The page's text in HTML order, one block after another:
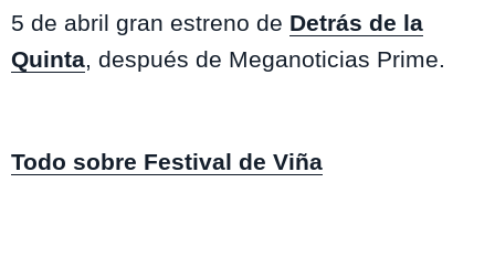
5 de abril gran estreno de Detrás de la
Quinta , después de Meganoticias Prime.
Todo sobre Festival de Viña